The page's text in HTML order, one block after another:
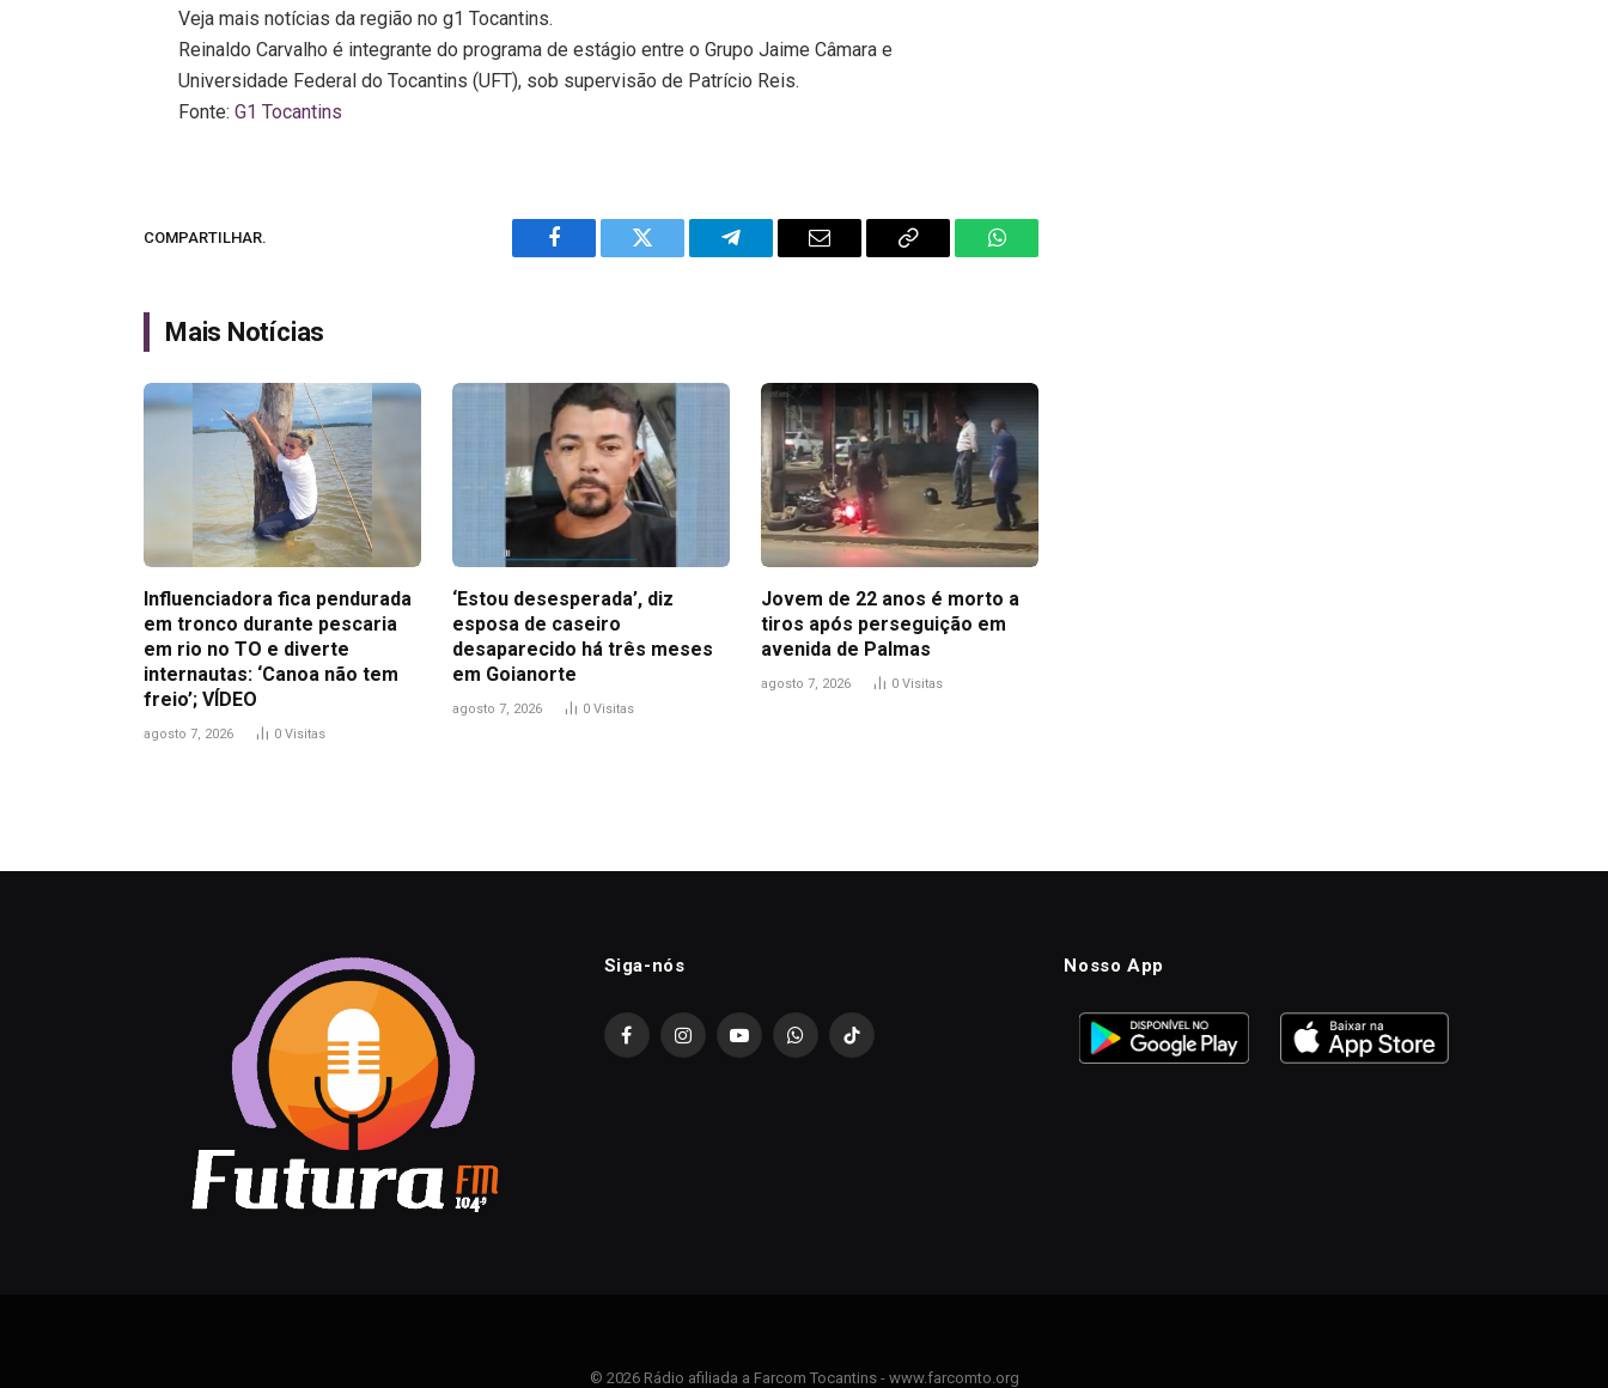
Veja mais notícias da região no g1 Tocantins.
Reinaldo Carvalho é integrante do programa de estágio entre o Grupo Jaime Câmara e
Universidade Federal do Tocantins (UFT), sob supervisão de Patrício Reis.
Fonte:G1 Tocantins
COMPARTILHAR.
Facebook Twitter Telegram Email
Copy
WhatsApp
Mais Notícias
Influenciadora fica pendurada
em tronco durante pescaria
em rio no TO e diverte
internautas: ‘Canoa não tem
freio’; VÍDEO
agosto 7, 2026 0 Visitas
‘Estou desesperada’, diz
esposa de caseiro
desaparecido há três meses
em Goianorte
agosto 7, 2026 0 Visitas
Jovem de 22 anos é morto a
tiros após perseguição em
avenida de Palmas
agosto 7, 2026 0 Visitas
Siga-nós
FacebookInstagramYouTubeWhatsAppTikTok
Nosso App
© 2026 Rádio afiliada a Farcom Tocantins - www.farcomto.org